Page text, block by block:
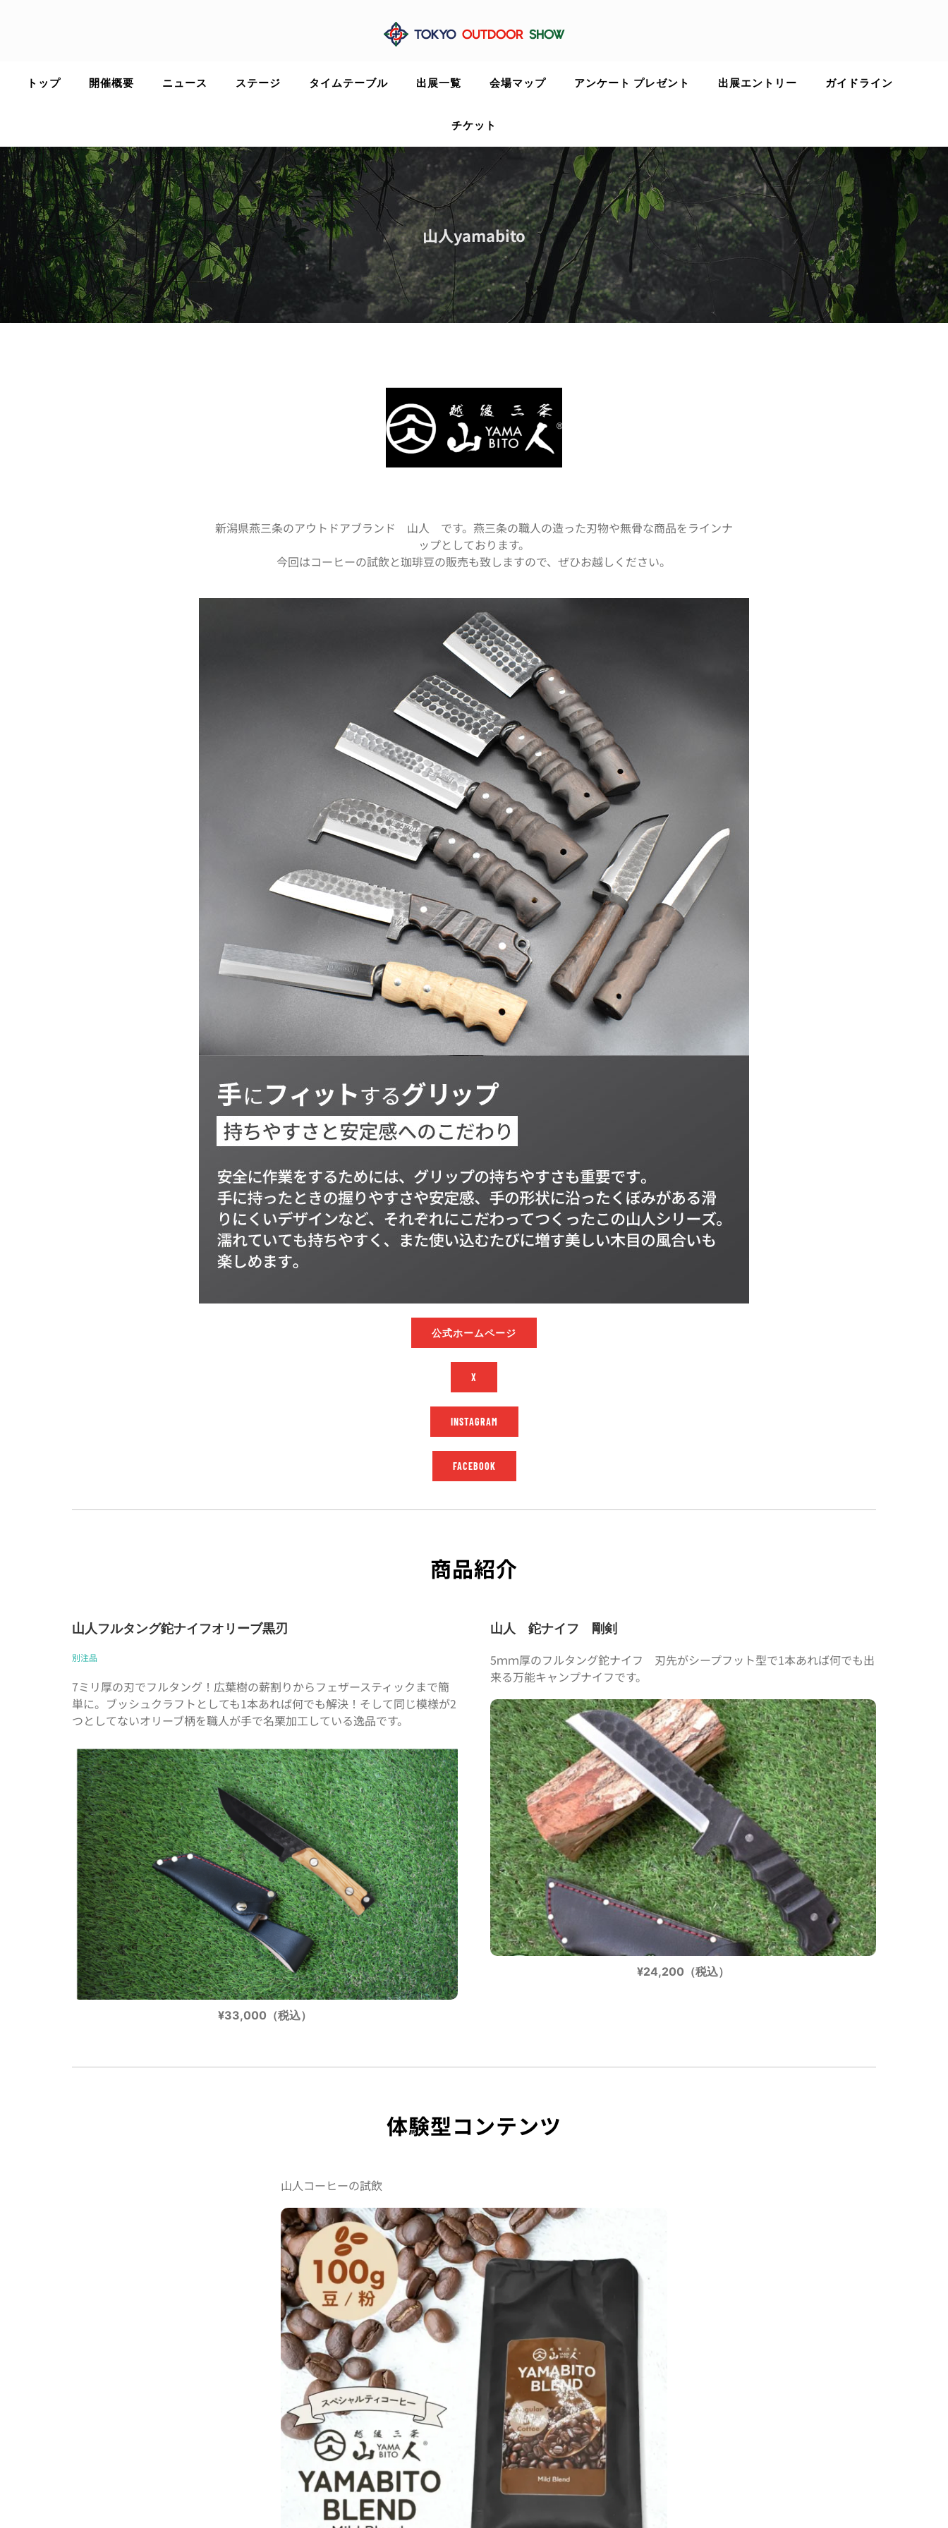
トップ 開催概要 ニュース ステージ タイムテーブル 出展一覧 会場マップ アンケート プレゼント 出展エントリー ガイドライン
チケット
山人yamabito
新潟県燕三条のアウトドアブランド 山人 です。燕三条の職人の造った刃物や無骨な商品をラインナ
ップとしております。
今回はコーヒーの試飲と珈琲豆の販売も致しますので、ぜひお越しください。
公式ホームページ
X
INSTAGRAM
FACEBOOK
商品紹介
山人フルタング鉈ナイフオリーブ黒刃
別注品
7ミリ厚の刃でフルタング！広葉樹の薪割りからフェザースティックまで簡
単に。ブッシュクラフトとしても1本あれば何でも解決！そして同じ模様が2
つとしてないオリーブ柄を職人が手で名栗加工している逸品です。
¥33,000（税込）
山人 鉈ナイフ 剛剣
5ｍｍ厚のフルタング鉈ナイフ 刃先がシープフット型で1本あれば何でも出
来る万能キャンプナイフです。
¥24,200（税込）
体験型コンテンツ
山人コーヒーの試飲